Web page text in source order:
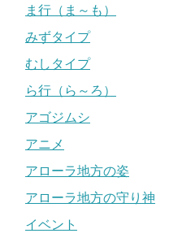
ま行（ま～も）
みずタイプ
むしタイプ
ら行（ら～ろ）
アゴジムシ
アニメ
アローラ地方の姿
アローラ地方の守り神
イベント